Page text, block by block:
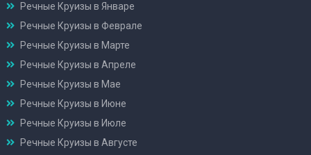
Речные Круизы в Январе
Речные Круизы в Феврале
Речные Круизы в Марте
Речные Круизы в Апреле
Речные Круизы в Мае
Речные Круизы в Июне
Речные Круизы в Июле
Речные Круизы в Августе